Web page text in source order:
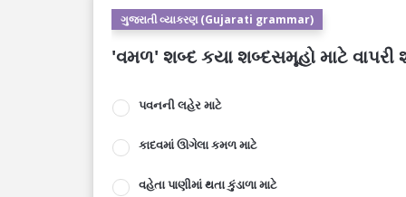
ગુજરાતી વ્યાકરણ (Gujarati grammar)
'વમળ' શબ્દ કયા શબ્દસમૂહો માટે વાપરી
પવનની લહેર માટે
કાદવમાં ઊગેલા કમળ માટે
વહેતા પાણીમાં થતા કુંડાળા માટે